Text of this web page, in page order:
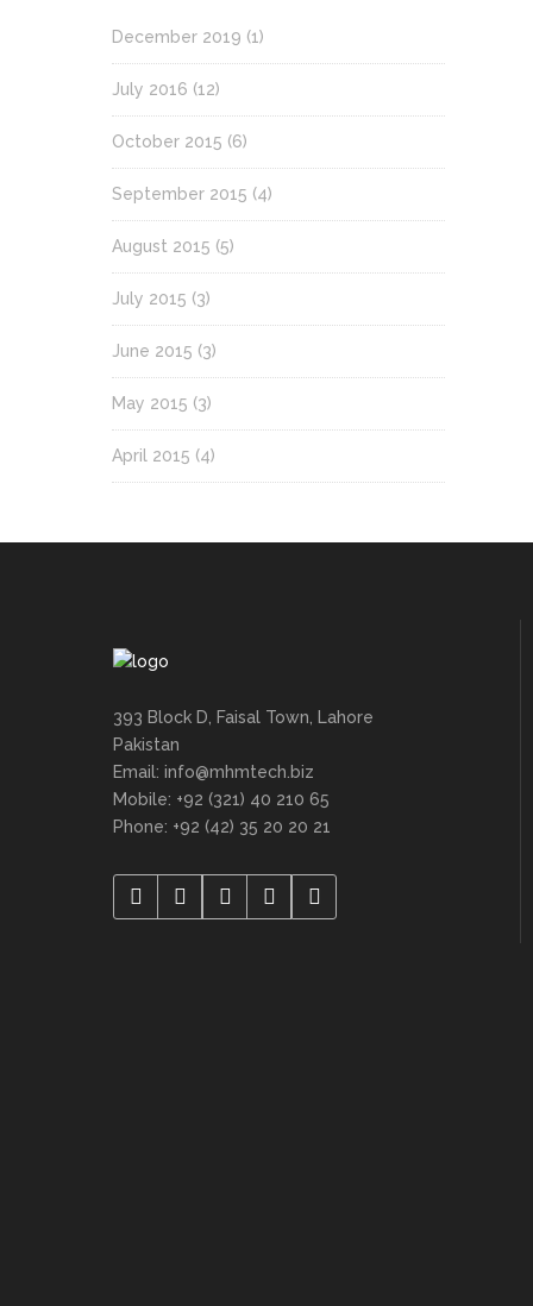
December 2019 (1)
July 2016 (12)
October 2015 (6)
September 2015 (4)
August 2015 (5)
July 2015 (3)
June 2015 (3)
May 2015 (3)
April 2015 (4)
393 Block D, Faisal Town, Lahore
Pakistan
Email: info@mhmtech.biz
Mobile: +92 (321) 40 210 65
Phone: +92 (42) 35 20 20 21